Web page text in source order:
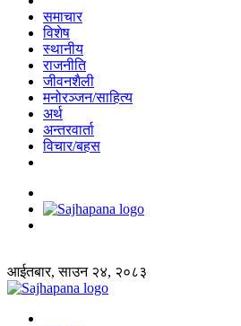
समाचार
विशेष
स्थानीय
राजनीति
जीवनशैली
मनोरञ्जन/साहित्य
अर्थ
अन्तरवार्ता
विचार/बहस
आईतबार, साउन २४, २०८३